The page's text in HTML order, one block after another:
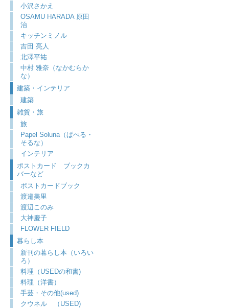
小沢さかえ
OSAMU HARADA 原田
治
キッチンミノル
吉田 亮人
北澤平祐
中村 雅奈（なかむらか
な）
建築・インテリア
建築
雑貨・旅
旅
Papel Soluna（ぱぺる・
そるな）
インテリア
ポストカード ブックカ
バーなど
ポストカードブック
渡邉美里
渡辺このみ
大神慶子
FLOWER FIELD
暮らし本
新刊の暮らし本（いろい
ろ）
料理（USEDの和書)
料理（洋書）
手芸・その他(used)
クウネル （USED)